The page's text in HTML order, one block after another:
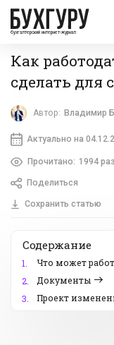
бухгалтерский интернет-журнал
Как
сделать для
Автор: Владимир
Актуально на
Прочитано: 1994 раз
Поделиться
Сохранить статью
Содержание
1.
Что может
2.
Документы
3.
Проект